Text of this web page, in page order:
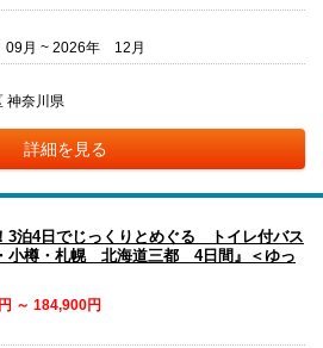
月 ~ 2026年 12月
神奈川県
詳細を見る
3泊4日でじっくりとめぐる トイレ付バス
小樽・札幌 北海道三都 4日間』＜ゆっ
～ 184,900円